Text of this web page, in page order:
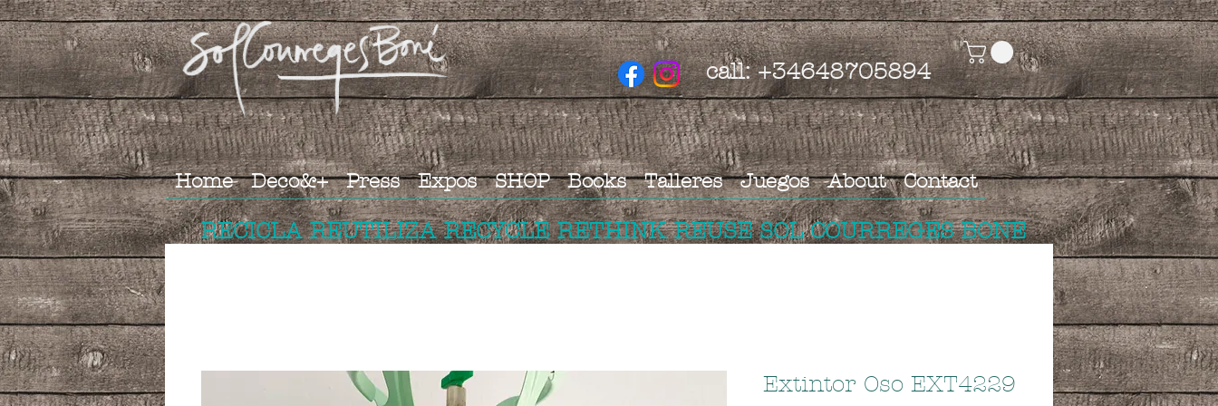
call: +34648705894
Home Deco&+ Press Expos SHOP Books Talleres Juegos About Contact
RECICLA REUTILIZA RECYCLE RETHINK REUSE SOL COURREGES BONE
Extintor Oso EXT4229